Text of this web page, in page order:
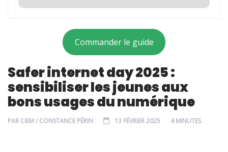
Commander le guide
Safer internet day 2025 :
sensibiliser les jeunes aux
bons usages du numérique
PAR CIEM / CONSTANCE PÉRIN 13 FÉVRIER 2025 4 MINUTES